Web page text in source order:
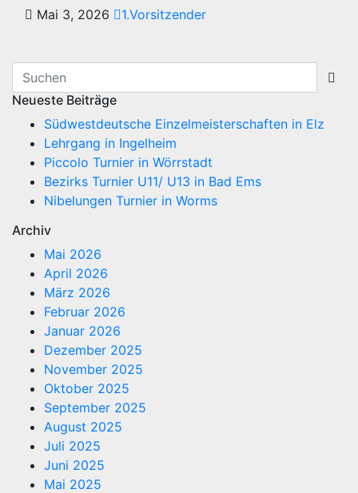
Mai 3, 2026 1.Vorsitzender
Neueste Beiträge
Südwestdeutsche Einzelmeisterschaften in Elz
Lehrgang in Ingelheim
Piccolo Turnier in Wörrstadt
Bezirks Turnier U11/ U13 in Bad Ems
Nibelungen Turnier in Worms
Archiv
Mai 2026
April 2026
März 2026
Februar 2026
Januar 2026
Dezember 2025
November 2025
Oktober 2025
September 2025
August 2025
Juli 2025
Juni 2025
Mai 2025